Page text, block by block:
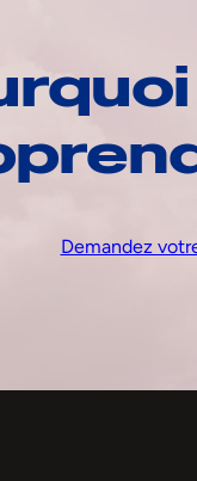
Demandez